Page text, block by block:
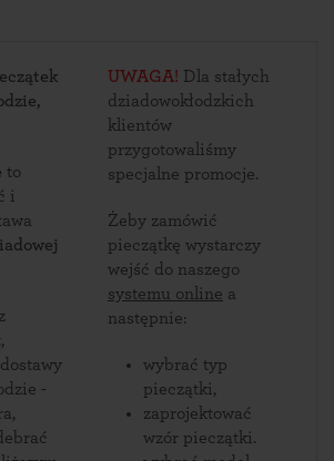
to
i
-
UWAGA! Dla stałych
dziadowokłodzkich
klientów
przygotowaliśmy
specjalne promocje.
Żeby zamówić
pieczątkę wystarczy
wejść do naszego
systemu online a
następnie:
wybrać typ
pieczątki,
zaprojektować
wzór pieczątki.